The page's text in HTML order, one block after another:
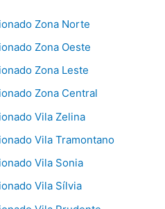
Zona Norte
Zona Oeste
Zona Leste
Zona Central
Vila Zelina
Vila Tramontano
Vila Sonia
Vila Sílvia